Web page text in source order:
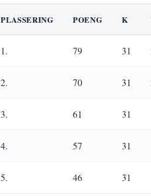
PLASSERING POENG K
1. 79 31
2. 70 31
3. 61 31
4. 57 31
5. 46 31